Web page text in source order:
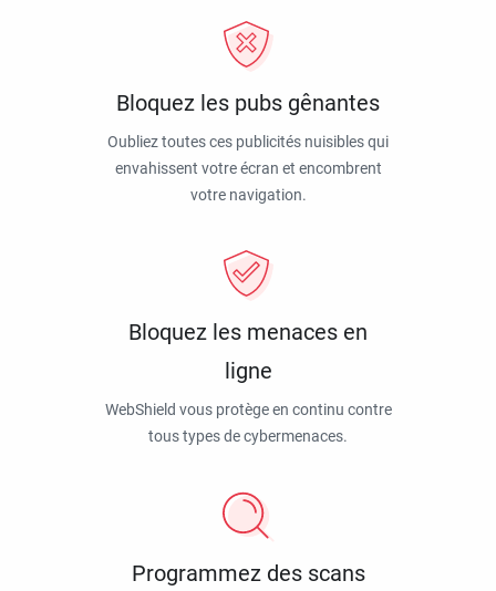
Bloquez les pubs gênantes
Oubliez toutes ces publicités nuisibles qui
envahissent votre écran et encombrent
votre navigation.
Bloquez les menaces en
ligne
WebShield vous protège en continu contre
tous types de cybermenaces.
Programmez des scans